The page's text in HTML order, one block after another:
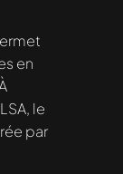
en
le
par